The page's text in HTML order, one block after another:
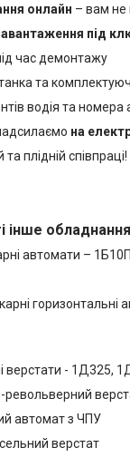
онлайн – вам не
під
час демонтажу
та
водія та номера
на
плідній співпраці!
інше
автомати –
верстати - 1Д325,
револьверний
автомат з ЧПУ
верстат